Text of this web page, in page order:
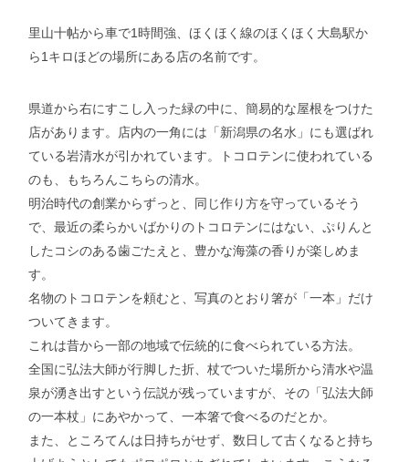
里山十帖から車で1時間強、ほくほく線のほくほく大島駅か
ら1キロほどの場所にある店の名前です。
県道から右にすこし入った緑の中に、簡易的な屋根をつけた
店があります。店内の一角には「新潟県の名水」にも選ばれ
ている岩清水が引かれています。トコロテンに使われている
のも、もちろんこちらの清水。
明治時代の創業からずっと、同じ作り方を守っているそう
で、最近の柔らかいばかりのトコロテンにはない、ぷりんと
したコシのある歯ごたえと、豊かな海藻の香りが楽しめま
す。
名物のトコロテンを頼むと、写真のとおり箸が「一本」だけ
ついてきます。
これは昔から一部の地域で伝統的に食べられている方法。
全国に弘法大師が行脚した折、杖でついた場所から清水や温
泉が湧き出すという伝説が残っていますが、その「弘法大師
の一本杖」にあやかって、一本箸で食べるのだとか。
また、ところてんは日持ちがせず、数日して古くなると持ち